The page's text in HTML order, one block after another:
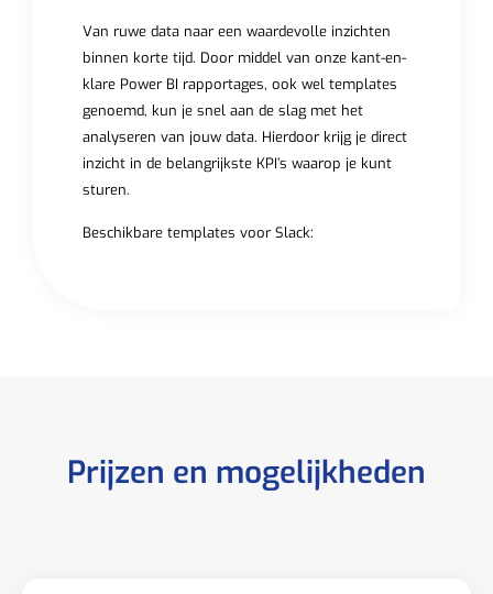
Van ruwe data naar een waardevolle inzichten
binnen korte tijd. Door middel van onze kant-en-
klare Power BI rapportages, ook wel templates
genoemd, kun je snel aan de slag met het
analyseren van jouw data. Hierdoor krijg je direct
inzicht in de belangrijkste KPI’s waarop je kunt
sturen.
Beschikbare templates voor Slack:
Prijzen en mogelijkheden